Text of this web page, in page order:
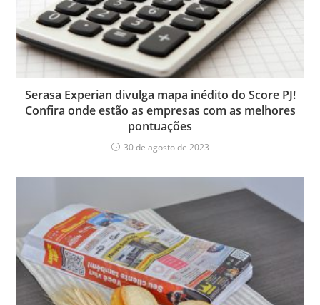
Serasa Experian divulga mapa inédito do Score PJ!
Confira onde estão as empresas com as melhores
pontuações
30 de agosto de 2023